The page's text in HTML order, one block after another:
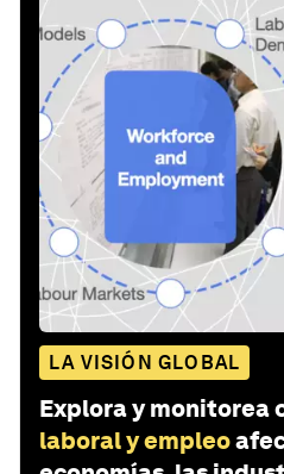
LA VISIÓN GLOBAL
Explora y monitorea
laboral y empleo